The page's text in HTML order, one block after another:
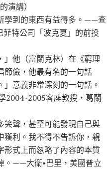
演講）
到的東西有益得多。——查
菲特公司「波克夏」的前投
他（富蘭克林）在《窮理
節儉，他最有名的一句話
意義非常深刻的一句話。
2004~2005客座教授，葛蘭
聲，甚至可能發現自己與
獲利。我不得不告訴你，親
形式上而忽略了內容的本質
。——大衛•巴里，美國普立